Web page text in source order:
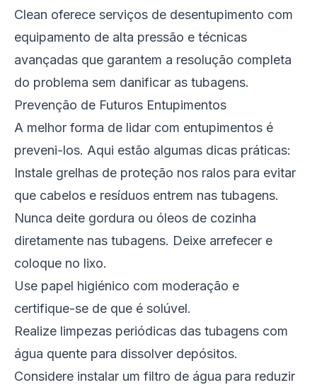
Clean oferece serviços de desentupimento com
equipamento de alta pressão e técnicas
avançadas que garantem a resolução completa
do problema sem danificar as tubagens.
Prevenção de Futuros Entupimentos
A melhor forma de lidar com entupimentos é
preveni-los. Aqui estão algumas dicas práticas:
Instale grelhas de proteção nos ralos para evitar
que cabelos e resíduos entrem nas tubagens.
Nunca deite gordura ou óleos de cozinha
diretamente nas tubagens. Deixe arrefecer e
coloque no lixo.
Use papel higiénico com moderação e
certifique-se de que é solúvel.
Realize limpezas periódicas das tubagens com
água quente para dissolver depósitos.
Considere instalar um filtro de água para reduzir